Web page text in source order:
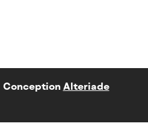
Conception Alteriade